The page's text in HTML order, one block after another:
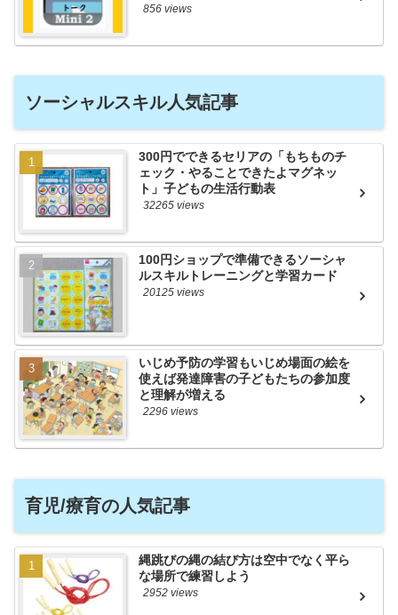
856 views
ソーシャルスキル人気記事
300円でできるセリアの「もちものチ
ェック・やることできたよマグネッ
ト」子どもの生活行動表
32265 views
100円ショップで準備できるソーシャ
ルスキルトレーニングと学習カード
20125 views
いじめ予防の学習もいじめ場面の絵を
使えば発達障害の子どもたちの参加度
と理解が増える
2296 views
育児/療育の人気記事
縄跳びの縄の結び方は空中でなく平ら
な場所で練習しよう
2952 views